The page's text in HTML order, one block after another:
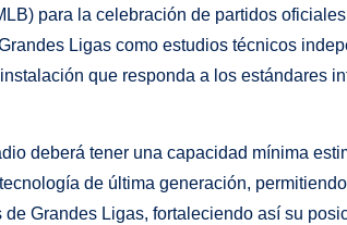
para la celebración de partidos
Ligas como estudios técnicos
que responda a los estándares
deberá tener una capacidad mínima
de última generación,
Grandes Ligas, fortaleciendo así su